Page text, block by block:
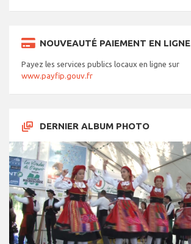
NOUVEAUTÉ PAIEMENT EN LIGNE
Payez les services publics locaux en ligne sur
www.payfip.gouv.fr
DERNIER ALBUM PHOTO